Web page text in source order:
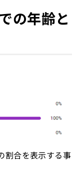
の年齢と
割合を表示する事